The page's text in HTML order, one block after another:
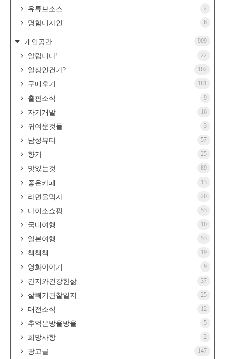
유튜브소스 2
명함디자인 6
개인공간 909
알립니다! 22
일상인건가? 102
구매후기 181
출판소식 9
자기개발 16
귀여운것들 3
남성뷰티 57
향기 25
맛있는것 89
좋은카페 13
라면을먹자 20
다이소쇼핑 53
국내여행 10
일본여행 53
책책책 19
영화이야기 9
간지와건강한삶 37
살빼기관찰일지 25
대전소식 12
추억은방울방울 5
희망사항 2
광고글 147